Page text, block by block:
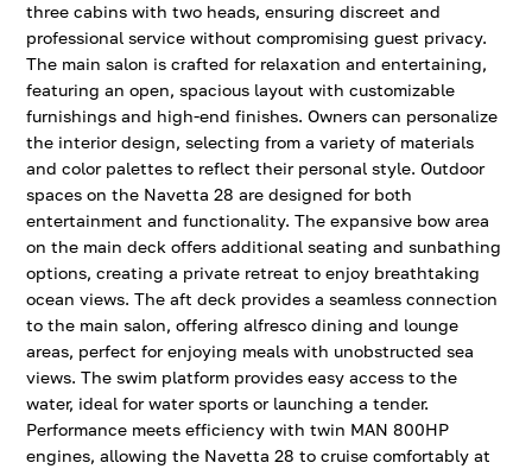
three cabins with two heads, ensuring discreet and
professional service without compromising guest privacy.
The main salon is crafted for relaxation and entertaining,
featuring an open, spacious layout with customizable
furnishings and high-end finishes. Owners can personalize
the interior design, selecting from a variety of materials
and color palettes to reflect their personal style. Outdoor
spaces on the Navetta 28 are designed for both
entertainment and functionality. The expansive bow area
on the main deck offers additional seating and sunbathing
options, creating a private retreat to enjoy breathtaking
ocean views. The aft deck provides a seamless connection
to the main salon, offering alfresco dining and lounge
areas, perfect for enjoying meals with unobstructed sea
views. The swim platform provides easy access to the
water, ideal for water sports or launching a tender.
Performance meets efficiency with twin MAN 800HP
engines, allowing the Navetta 28 to cruise comfortably at